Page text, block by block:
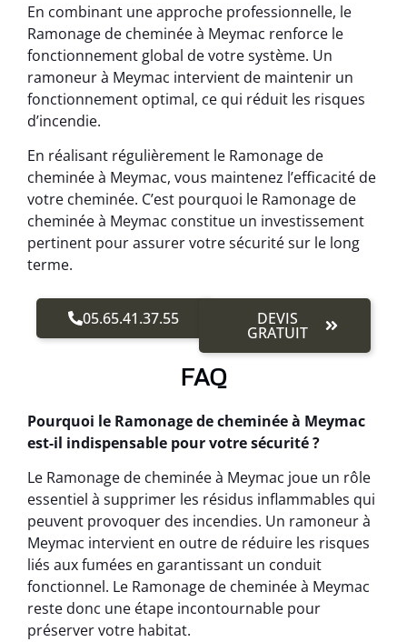
En combinant une approche professionnelle, le
Ramonage de cheminée à Meymac renforce le
fonctionnement global de votre système. Un
ramoneur à Meymac intervient de maintenir un
fonctionnement optimal, ce qui réduit les risques
d’incendie.
En réalisant régulièrement le Ramonage de
cheminée à Meymac, vous maintenez l’efficacité de
votre cheminée. C’est pourquoi le Ramonage de
cheminée à Meymac constitue un investissement
pertinent pour assurer votre sécurité sur le long
terme.
05.65.41.37.55 DEVIS
GRATUIT
FAQ
Pourquoi le Ramonage de cheminée à Meymac
est-il indispensable pour votre sécurité ?
Le Ramonage de cheminée à Meymac joue un rôle
essentiel à supprimer les résidus inflammables qui
peuvent provoquer des incendies. Un ramoneur à
Meymac intervient en outre de réduire les risques
liés aux fumées en garantissant un conduit
fonctionnel. Le Ramonage de cheminée à Meymac
reste donc une étape incontournable pour
préserver votre habitat.